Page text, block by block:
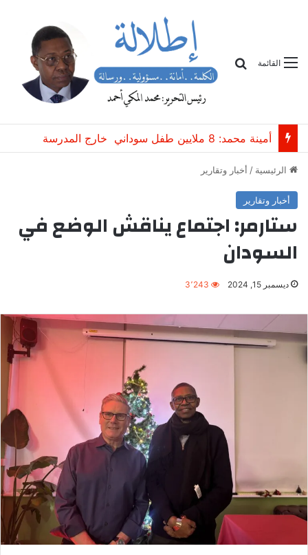
القائمة
تحويل الوهم إلى نظرية سياسية على الطريقة الجذرية
الرئيسية / أخبار وتقارير
أخبار وتقارير
ستارمر: اجتماع يناقش الوضع في
السودان
ديسمبر 15, 2024 3٬243